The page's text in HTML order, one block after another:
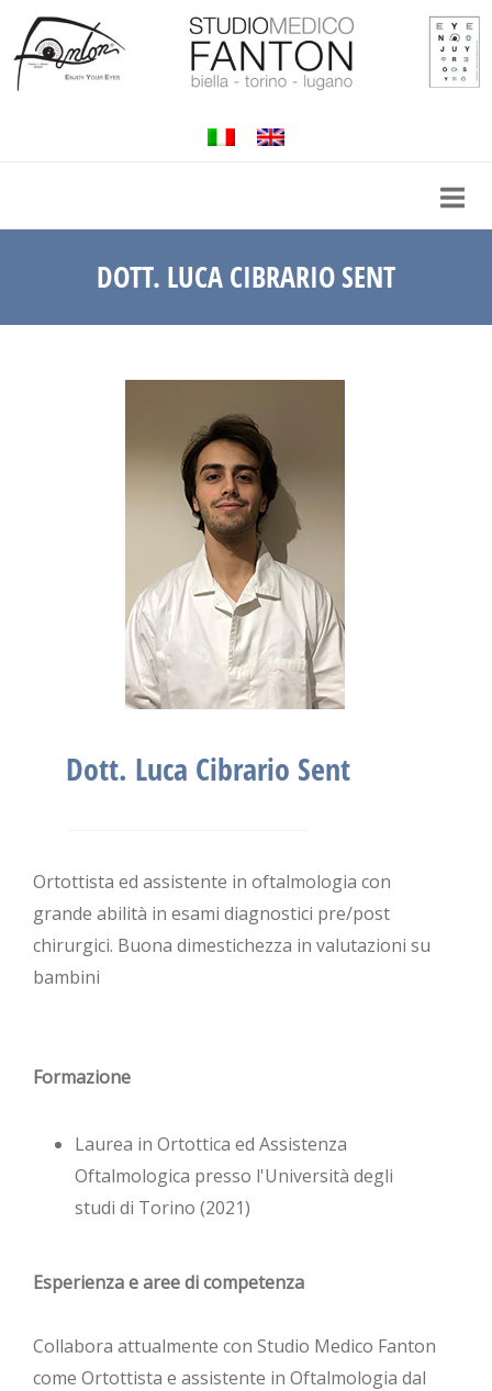
Passa
contenuto
DOTT. LUCA CIBRARIO SENT
Dott. Luca Cibrario Sent
Ortottista ed assistente in oftalmologia con
grande abilità in esami diagnostici pre/post
chirurgici. Buona dimestichezza in valutazioni su
bambini
Formazione
Laurea in Ortottica ed Assistenza
Oftalmologica presso l'Università degli
studi di Torino (2021)
Esperienza e aree di competenza
Collabora attualmente con Studio Medico Fanton
come Ortottista e assistente in Oftalmologia dal